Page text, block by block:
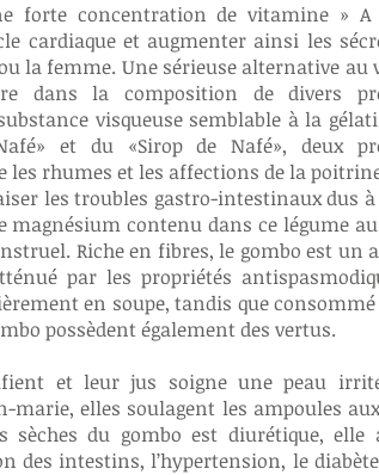
forte concentration de vitamine » A
cardiaque et augmenter ainsi les
la femme. Une sérieuse alternative au
dans la composition de divers
visqueuse semblable à la
et du «Sirop de Nafé», deux
rhumes et les affections de la
les troubles gastro-intestinaux dus à
magnésium contenu dans ce légume
Riche en fibres, le gombo est un
par les propriétés
en soupe, tandis que
possèdent également des vertus.
et leur jus soigne une peau
elles soulagent les ampoules
du gombo est diurétique, elle
des intestins, l’hypertension, le